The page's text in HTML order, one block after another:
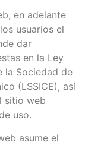
en adelante
usuarios el
dar
en la Ley
la Sociedad de
(LSSICE), así
sitio web
uso.
asume el